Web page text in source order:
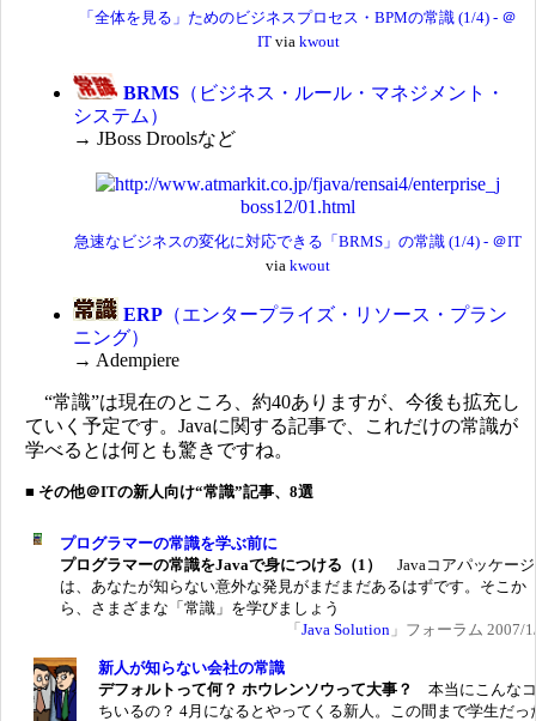
「全体を見る」ためのビジネスプロセス・BPMの常識 (1/4) - ＠
ITvia kwout
BRMS （ビジネス・ルール・マネジメント・
システム）
→ JBoss Droolsなど
急速なビジネスの変化に対応できる「BRMS」の常識 (1/4) - ＠IT
via kwout
ERP （エンタープライズ・リソース・プラン
ニング）
→ Adempiere
“常識”は現在のところ、約40ありますが、今後も拡充し
ていく予定です。Javaに関する記事で、これだけの常識が
学べるとは何とも驚きですね。
■ その他＠ITの新人向け“常識”記事、8選
プログラマーの常識を学ぶ前に
プログラマーの常識をJavaで身につける（1） Javaコアパッケー
は、あなたが知らない意外な発見がまだまだあるはずです。そこか
ら、さまざまな「常識」を学びましょう
「Java Solution 」フォーラム 2007/
新人が知らない会社の常識
デフォルトって何？ ホウレンソウって大事？ 本当にこんな
ちいるの？ 4月になるとやってくる新人。この間まで学生だっ